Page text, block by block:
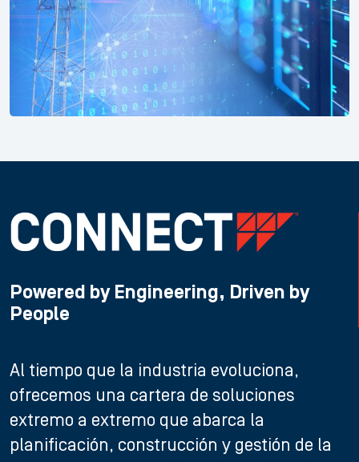
Powered by Engineering, Driven by
People
Al tiempo que la industria evoluciona,
ofrecemos una cartera de soluciones
extremo a extremo que abarca la
planificación, construcción y gestión de la